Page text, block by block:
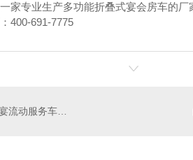
家专业生产多功能折叠式宴会房车的
400-691-7775
流动餐车价格移动厨房车家宴流动服务车哪家生产的好